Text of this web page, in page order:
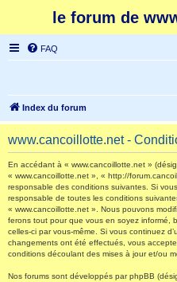
le forum de
FAQ
Index du forum
www.cancoillotte.net -
En accédant à « www.cancoillotte.net »
« www.cancoillotte.net », « http://
responsable des conditions suivantes. Si
responsable de toutes les conditions
« www.cancoillotte.net ». Nous pouvons
ferons tout pour que vous en soyez informé,
celles-ci par vous-même. Si vous continuez
changements ont été effectués, vous
conditions découlant des mises à jour et/ou
Nos forums sont développés par phpBB